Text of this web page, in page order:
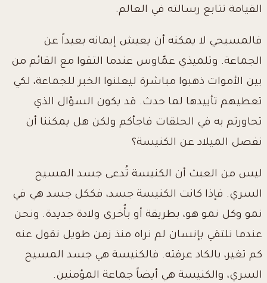
القيامة تتابع رسالته في العالم.
فالمسيحي لا يمكنه أن يعيش إيمانه بعيداً عن
الجماعة. وتلميذي عمّاوس عندما التقوا مع القائم من
بين الأموات ذهبوا مباشرة ليعلنوا الخبر للجماعة، لكي
تعطيهم تأييدها لما حدث. قد يكون السؤال الذي
تحاورتم به في الحلقات فاجأكم ولكن هل يمكننا أن
نفصل الميلاد عن الكنيسة؟
ليس من العبث أن الكنيسة تُدعى جسد المسيح
السري. فإذا كانت الكنيسة جسد، فككل جسد هي في
نمو وكل نمو هو، بطريقة أو بأُخرى ولادة جديدة. ونحن
عندما نلتقي بإنسان لم نراه منذ زمن طويل نقول عنه
كم تغير، بالكاد عرفته. فالكنيسة هي جسد المسيح
السري، والكنيسة هي أيضاً جماعة المؤمنين.